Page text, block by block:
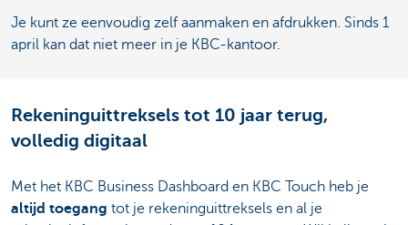
Je kunt ze eenvoudig zelf aanmaken en afdrukken. Sinds 1
april kan dat niet meer in je KBC-kantoor.
Rekeninguittreksels tot 10 jaar terug,
volledig digitaal
Met het KBC Business Dashboard en KBC Touch heb je
altijd toegang tot je rekeninguittreksels en al je